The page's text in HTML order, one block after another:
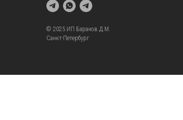
© 2025 ИП Баранов Д.М.
Санкт-Петербург